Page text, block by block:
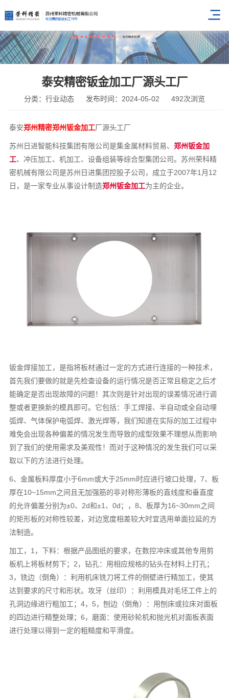
泰安精密钣金加工厂源头工厂
分类：行业动态 发布时间：2024-05-02 492次浏览
泰安郑州精密郑州钣金加工厂源头工厂
苏州日进智能科技集团有限公司是集金属材料贸易、郑州钣金加
工、冲压加工、机加工、设备组装等综合型集团公司。苏州荣科精
密机械有限公司是苏州日进集团控股子公司，成立于2007年1月12
日，是一家专业从事设计制造郑州钣金加工为主的企业。
钣金焊接加工，是指将板材通过一定的方式进行连接的一种技术，
首先我们要做的就是先检查设备的运行情况是否正常且稳定之后才
能确定是否出现故障的问题！其次则是针对出现的误差情况进行调
整或者更换新的模具即可。它包括：手工焊接、半自动或全自动埋
弧焊、气体保护电弧焊、激光焊等，我们知道在实际的加工过程中
难免会出现各种偏差的情况发生而导致的成型效果不理想从而影响
到了我们的使用需求及美观性！而对于这种情况的发生我们可以采
取以下的方法进行处理。
6、金属板料厚度小于6mm或大于25mm时应进行坡口处理，7、板
厚在10~15mm之间且无加强筋的非对称形薄板的直线度和垂直度
的允许偏差分别为±0、2d和±1、0d；，8、板厚为16~30mm之间
的矩形板的对称性较差，对边宽度相差较大时宜选用单面拉延的方
法制造。
加工，1，下料：根据产品图纸的要求，在数控冲床或其他专用剪
板机上将板材剪下；2，钻孔：用相应规格的钻头在材料上打孔；
3，铣边（倒角）：利用机床铣刀将工件的侧壁进行精加工，使其
达到要求的尺寸和形状。攻牙（丝印）：利用模具对毛坯工件上的
孔洞边缘进行粗加工；4，5，刨边（倒角）：用刨床或拉床对面板
的四边进行精整处理；6，磨面：使用砂轮机和抛光机对面板表面
进行处理以得到一定的粗糙度和平滑度。